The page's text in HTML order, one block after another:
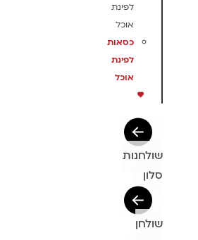
לפינת
אוכל
כסאות
לפינת
אוכל
שולחנות
סלון
שולחן